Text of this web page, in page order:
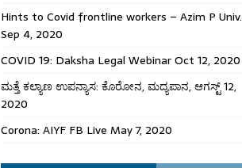
Hints to Covid frontline workers – Azim P Univ.
Sep 4, 2020
COVID 19: Daksha Legal Webinar Oct 12, 2020
ಮತ್ತೆ ಕಲ್ಯಾಣ ಉಪನ್ಯಾಸ: ಕೊರೋನ, ಮದ್ಯಪಾನ, ಆಗಸ್ಟ್ 12,
2020
Corona: AIYF FB Live May 7, 2020